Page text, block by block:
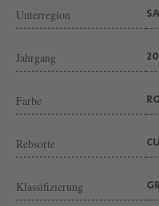
A
N
V
W
Unterregion
Jahrgang
Farbe
Rebsorte
Klassifizierung